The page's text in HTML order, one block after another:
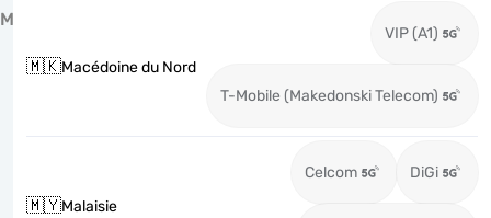
M
🇲🇰Macédoine du Nord
VIP (A1)
T-Mobile (Makedonski Telecom)
🇲🇾Malaisie
Celcom DiGi